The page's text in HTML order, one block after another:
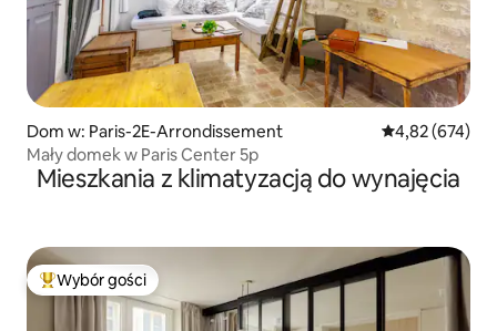
Dom w: Paris-2E-Arrondissement Średnia
4,82 (674)
Mały domek w Paris Center 5p
Mieszkania z klimatyzacją do wynajęcia
Najpopularniejsze z kategorii Wybór gości
Wybór gości